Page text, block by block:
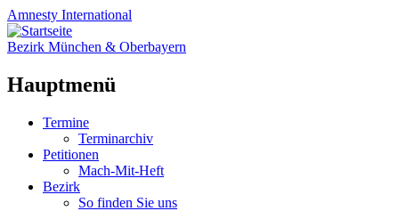
Amnesty International
Bezirk München & Oberbayern
Hauptmenü
Zum
springen
Termine
Terminarchiv
Petitionen
Mach-Mit-Heft
Bezirk
So finden Sie uns